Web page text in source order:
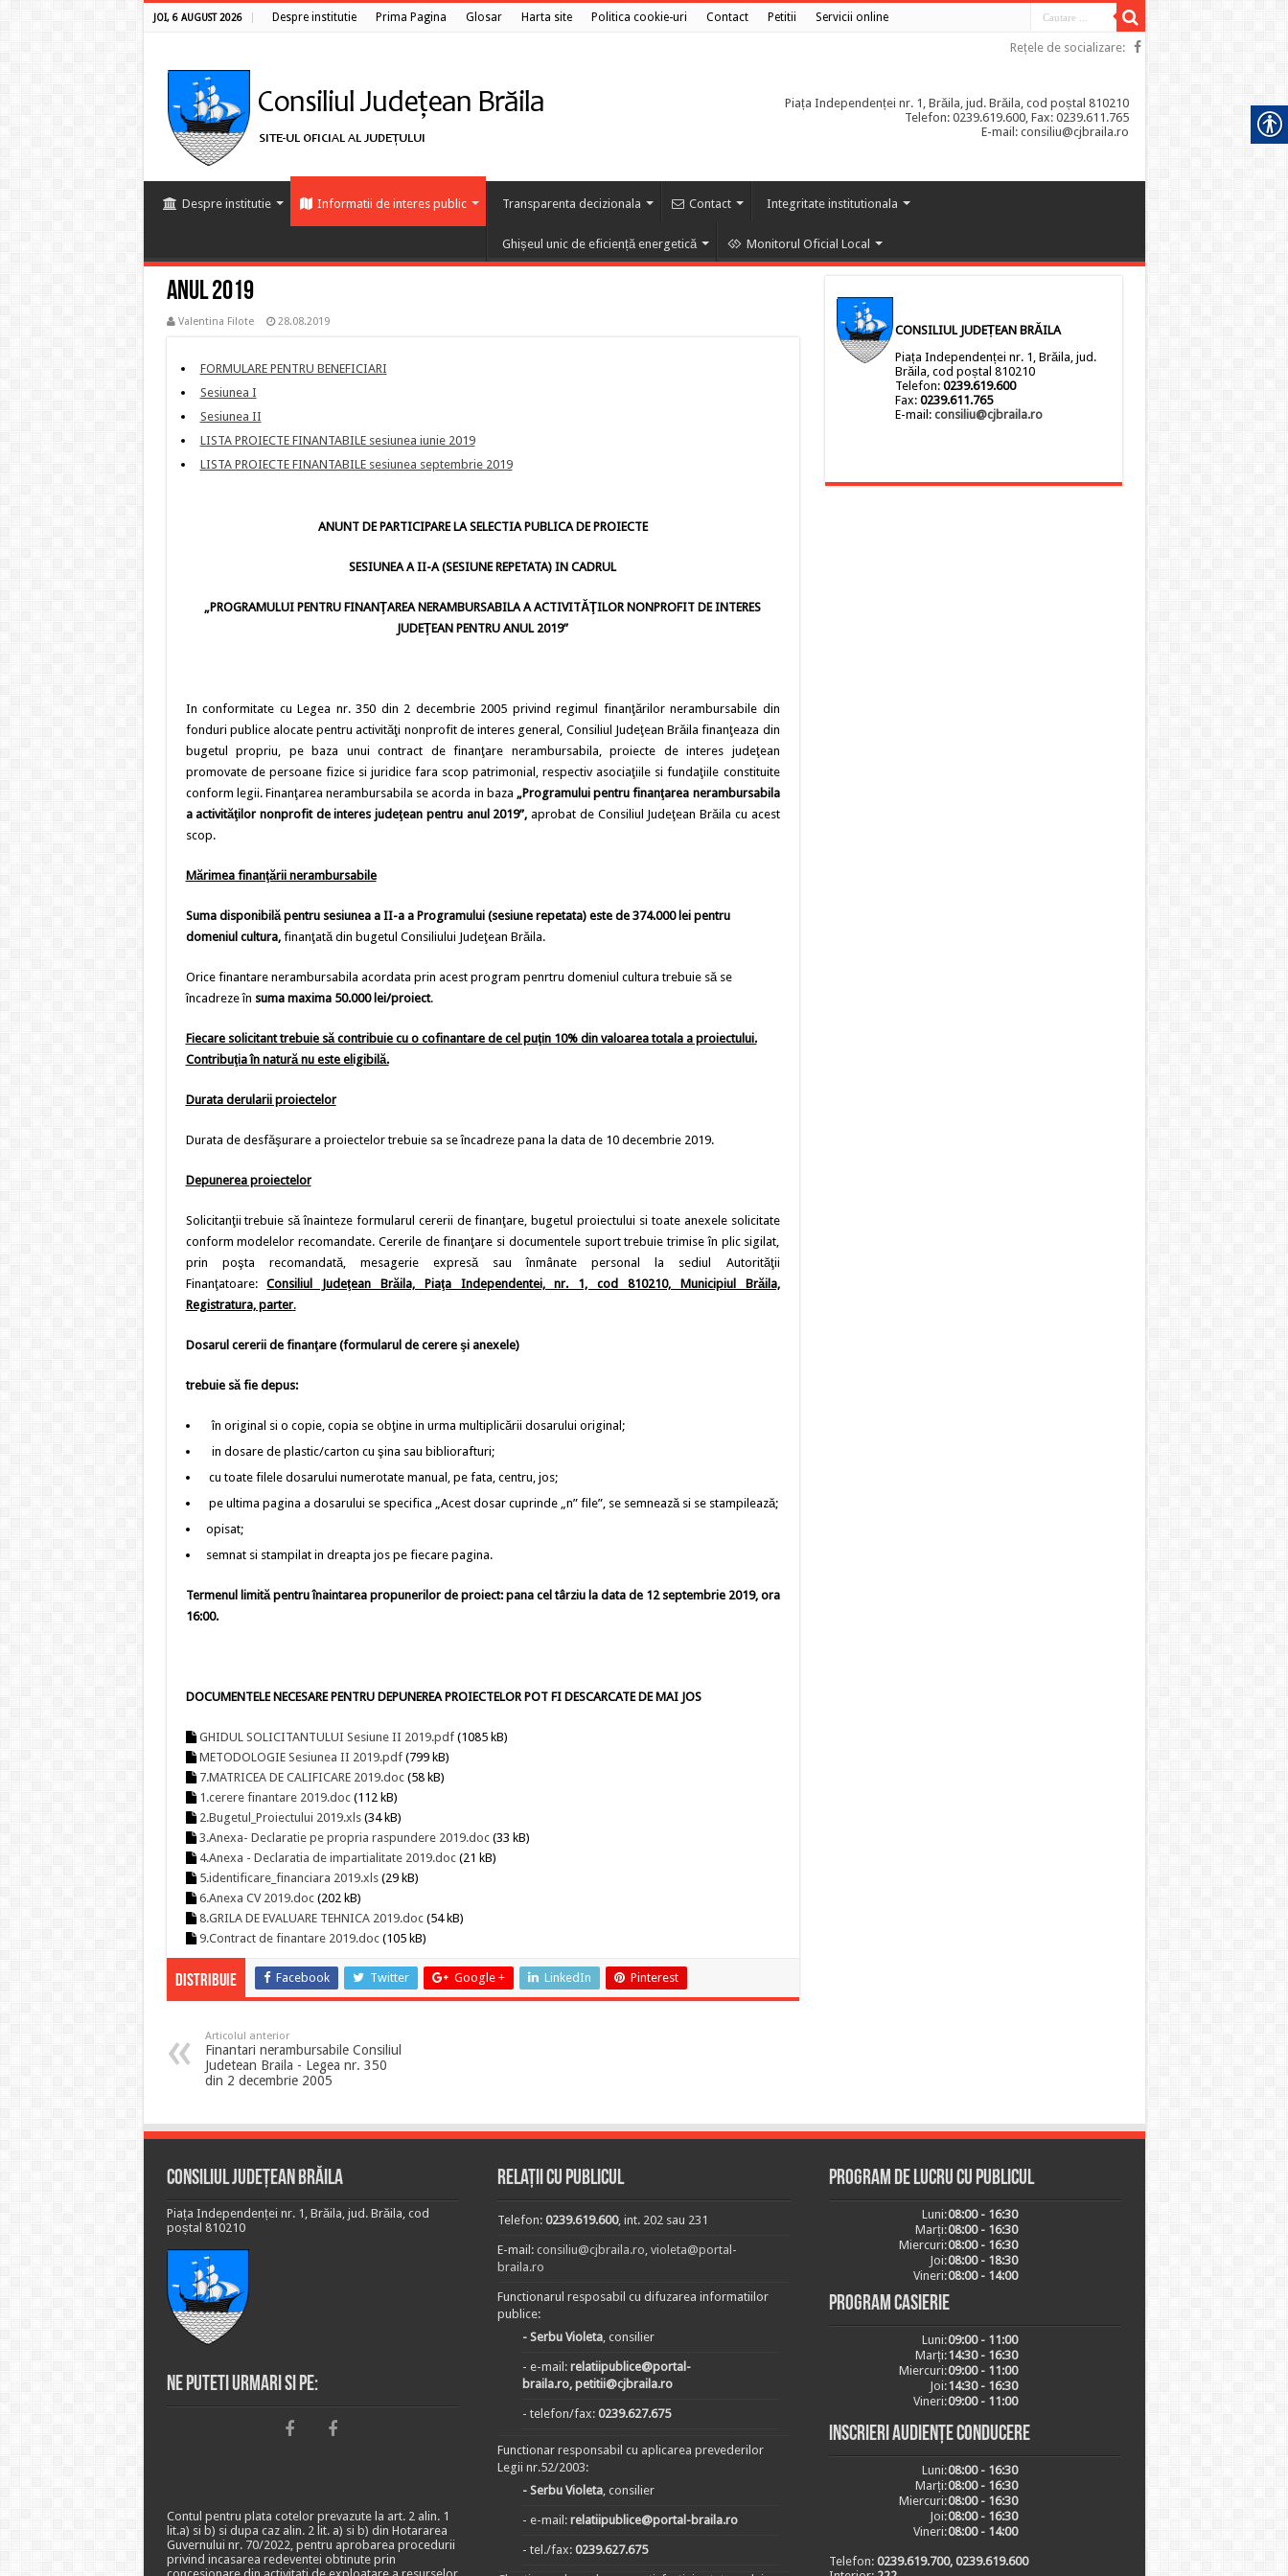
JOI, 6 AUGUST 2026 Despre institutie Prima Pagina Glosar Harta site Politica cookie-uri Contact Petitii Servicii online
Rețele de socializare:
Piața Independenței nr. 1, Brăila, jud. Brăila, cod poștal 810210
Telefon: 0239.619.600, Fax: 0239.611.765
E-mail: consiliu@cjbraila.ro
Despre institutie Informatii de interes public Transparenta decizionala Contact Integritate institutionala
Ghișeul unic de eficiență energetică Monitorul Oficial Local
Anul 2019
Valentina Filote 28.08.2019
FORMULARE PENTRU BENEFICIARI
Sesiunea I
Sesiunea II
LISTA PROIECTE FINANTABILE sesiunea iunie 2019
LISTA PROIECTE FINANTABILE sesiunea septembrie 2019
ANUNT DE PARTICIPARE LA SELECTIA PUBLICA DE PROIECTE
SESIUNEA A II-A (SESIUNE REPETATA) IN CADRUL
„PROGRAMULUI PENTRU FINANŢAREA NERAMBURSABILA A ACTIVITĂŢILOR NONPROFIT DE INTERES
JUDEŢEAN PENTRU ANUL 2019”
In conformitate cu Legea nr. 350 din 2 decembrie 2005 privind regimul finanţărilor nerambursabile din
fonduri publice alocate pentru activităţi nonprofit de interes general, Consiliul Judeţean Brăila finanţeaza din
bugetul propriu, pe baza unui contract de finanţare nerambursabila, proiecte de interes judeţean
promovate de persoane fizice si juridice fara scop patrimonial, respectiv asociaţiile si fundaţiile constituite
conform legii. Finanţarea nerambursabila se acorda in baza „Programului pentru finanţarea nerambursabila
a activităţilor nonprofit de interes judeţean pentru anul 2019”,aprobat de Consiliul Judeţean Brăila cu acest
scop.
Mărimea finanţării nerambursabile
Suma disponibilă pentru sesiunea a II-a a Programului (sesiune repetata) este de 374.000 lei pentru
domeniul cultura,finanţată din bugetul Consiliului Judeţean Brăila.
Orice finantare nerambursabila acordata prin acest program penrtru domeniul cultura trebuie să se
încadreze în suma maxima 50.000 lei/proiect.
Fiecare solicitant trebuie să contribuie cu o cofinantare de cel puţin 10% din valoarea totala a proiectului.
Contribuţia în natură nu este eligibilă.
Durata derularii proiectelor
Durata de desfăşurare a proiectelor trebuie sa se încadreze pana la data de 10 decembrie 2019.
Depunerea proiectelor
Solicitanţii trebuie să înainteze formularul cererii de finanţare, bugetul proiectului si toate anexele solicitate
conform modelelor recomandate. Cererile de finanţare si documentele suport trebuie trimise în plic sigilat,
prin poşta recomandată, mesagerie expresă sau înmânate personal la sediul Autorităţii
Finanţatoare:Consiliul Judeţean Brăila, Piaţa Independentei, nr. 1, cod 810210, Municipiul Brăila,
Registratura, parter.
Dosarul cererii de finanţare (formularul de cerere şi anexele)
trebuie să fie depus:
în original si o copie, copia se obţine in urma multiplicării dosarului original;
in dosare de plastic/carton cu şina sau bibliorafturi;
cu toate filele dosarului numerotate manual, pe fata, centru, jos;
pe ultima pagina a dosarului se specifica „Acest dosar cuprinde „n” file”, se semnează si se stampilează;
opisat;
semnat si stampilat in dreapta jos pe fiecare pagina.
Termenul limită pentru înaintarea propunerilor de proiect: pana cel târziu la data de 12 septembrie 2019, ora
16:00.
DOCUMENTELE NECESARE PENTRU DEPUNEREA PROIECTELOR POT FI DESCARCATE DE MAI JOS
GHIDUL SOLICITANTULUI Sesiune II 2019.pdf(1085 kB)
METODOLOGIE Sesiunea II 2019.pdf(799 kB)
7.MATRICEA DE CALIFICARE 2019.doc(58 kB)
1.cerere finantare 2019.doc(112 kB)
2.Bugetul_Proiectului 2019.xls(34 kB)
3.Anexa- Declaratie pe propria raspundere 2019.doc(33 kB)
4.Anexa - Declaratia de impartialitate 2019.doc(21 kB)
5.identificare_financiara 2019.xls(29 kB)
6.Anexa CV 2019.doc(202 kB)
8.GRILA DE EVALUARE TEHNICA 2019.doc(54 kB)
9.Contract de finantare 2019.doc(105 kB)
Distribuie Facebook Twitter Google + LinkedIn Pinterest
Articolul anterior
Finantari nerambursabile Consiliul
Judetean Braila - Legea nr. 350
din 2 decembrie 2005
CONSILIUL JUDEȚEAN BRĂILA
Piața Independenței nr. 1, Brăila, jud.
Brăila, cod poștal 810210
Telefon: 0239.619.600
Fax: 0239.611.765
E-mail: consiliu@cjbraila.ro
Consiliul Județean Brăila
Piața Independenței nr. 1, Brăila, jud. Brăila, cod
poștal 810210
Ne puteti urmari si pe:
Contul pentru plata cotelor prevazute la art. 2 alin. 1
lit.a) si b) si dupa caz alin. 2 lit. a) si b) din Hotararea
Guvernului nr. 70/2022, pentru aprobarea procedurii
privind incasarea redeventei obtinute prin
Relații cu publicul
Telefon:0239.619.600, int. 202 sau 231
E-mail:consiliu@cjbraila.ro,violeta@portal-
braila.ro
Functionarul resposabil cu difuzarea informatiilor
publice:
- Serbu Violeta, consilier
- e-mail:relatiipublice@portal-
braila.ro, petitii@cjbraila.ro
- telefon/fax:0239.627.675
Functionar responsabil cu aplicarea prevederilor
Legii nr.52/2003:
- Serbu Violeta, consilier
- e-mail:relatiipublice@portal-braila.ro
- tel./fax:0239.627.675
Program de lucru cu publicul
Luni:08:00 - 16:30
Marți:08:00 - 16:30
Miercuri:08:00 - 16:30
Joi:08:00 - 18:30
Vineri:08:00 - 14:00
Program casierie
Luni:09:00 - 11:00
Marți:14:30 - 16:30
Miercuri:09:00 - 11:00
Joi:14:30 - 16:30
Vineri:09:00 - 11:00
Inscrieri audiențe conducere
Luni:08:00 - 16:30
Marți:08:00 - 16:30
Miercuri:08:00 - 16:30
Joi:08:00 - 16:30
Vineri:08:00 - 14:00
Telefon: 0239.619.700, 0239.619.600